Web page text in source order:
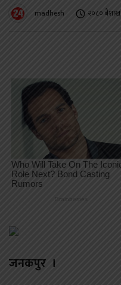
madhesh २०८० बैशाख
जनकपुर ।